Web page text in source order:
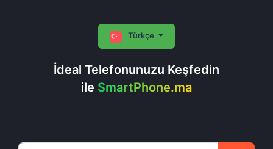
İdeal Telefonunuzu Keşfedin
ile SmartPhone.ma
Türkçe